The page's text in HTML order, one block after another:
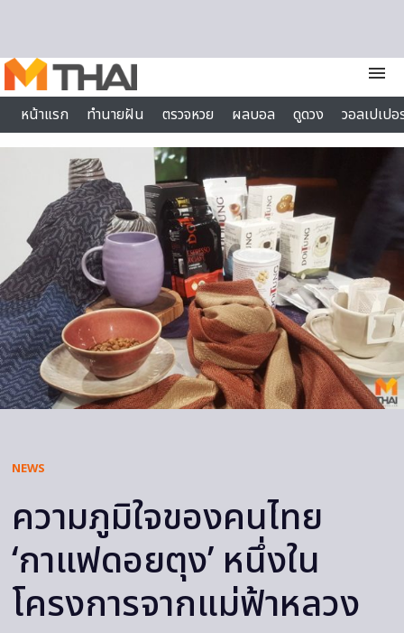
menu
หน้าแรก
ทำนายฝัน ตรวจหวย ผลบอล ดูดวง
วอลเปเป
ไลฟ์สไตล์
NEWS
ความภูมิใจของคนไทย
‘กาแฟดอยตุง’ หนึ่งใน
โครงการจากแม่ฟ้าหลวง